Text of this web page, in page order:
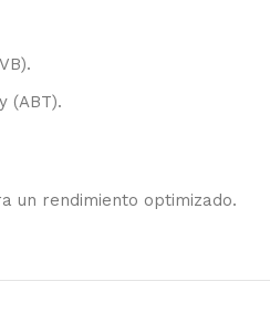
(ABT).
un rendimiento optimizado.